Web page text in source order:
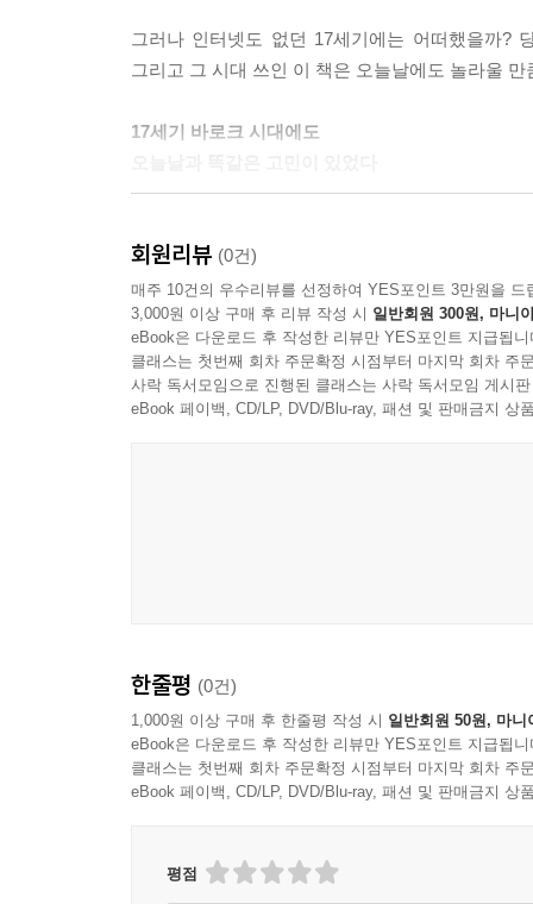
103자신의 위엄을 유지하라122p
104직무 수행에 힘써라 123p
106지위를 과시하지 말라 125p
110당신이 지는 해가 될 때까지 기다리지 말라 129p
111친구를 사귀어라130p
112호의를 얻으라 131p
113번영할 때 역경에 대비하라 132p
114경쟁하지 말라 133p
115친한 이들의 단점에 익숙해져라 134p
124당신이 떠난 자리를 사람들이 아쉬워하게 하라
125타인의 치부를 수집하는 사람이 되지 말라144p
126어리석음은 저지름이 아니라 감추지 못함에서
127모든 일에 우아함을 담아라 146p
130실행하라, 그리고 실행하고 있음을 사람들이알
그러나 인터넷도 없던 17세기에는 어떠했을까?
그리고 그 시대 쓰인 이 책은 오늘날에도 놀라울
17세기 바로크 시대에도
언제나 ‘나답게’, ‘현명하게’, ‘지혜롭게’ 삶
스페인에서 살아남기 위해 지혜를 기록했다. 그
다름없다.
스스로를 다스리는 자기관리, 올바른 판단을 내
가진 사람들이 직면하는 리더십, 팬데믹 이후 다
회원리뷰 (0건)
매주 10건의 우수리뷰를 선정하여 YES포인트 3만원을 드
3,000원 이상 구매 후 리뷰 작성 시 일반회원 300원, 마니
eBook은 다운로드 후 작성한 리뷰만 YES포인트 지급됩니
클래스는 첫번째 회차 주문확정 시점부터 마지막 회차 주
사락 독서모임으로 진행된 클래스는 사락 독서모임 게시
eBook 페이백, CD/LP, DVD/Blu-ray, 패션 및 판매금지 상
한줄평 (0건)
1,000원 이상 구매 후 한줄평 작성 시 일반회원 50원, 마니
eBook은 다운로드 후 작성한 리뷰만 YES포인트 지급됩니
클래스는 첫번째 회차 주문확정 시점부터 마지막 회차 주
eBook 페이백, CD/LP, DVD/Blu-ray, 패션 및 판매금지 상
평점